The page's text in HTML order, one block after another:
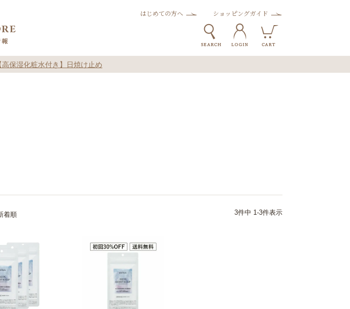
はじめての方へ ショッピングガイド
高保湿化粧水付き】日焼け止め
着順 3件中 1-3件表示